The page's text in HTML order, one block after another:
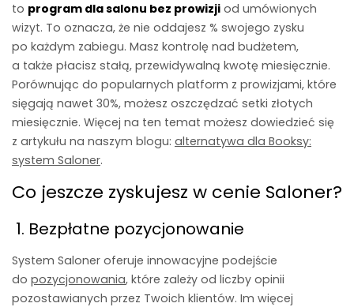
to program dla salonu bez prowizji od umówionych
wizyt. To oznacza, że nie oddajesz % swojego zysku
po każdym zabiegu. Masz kontrolę nad budżetem,
a także płacisz stałą, przewidywalną kwotę miesięcznie.
Porównując do popularnych platform z prowizjami, które
sięgają nawet 30%, możesz oszczędzać setki złotych
miesięcznie. Więcej na ten temat możesz dowiedzieć się
z artykułu na naszym blogu: alternatywa dla Booksy:
system Saloner.
Co jeszcze zyskujesz w cenie Saloner?
1. Bezpłatne pozycjonowanie
System Saloner oferuje innowacyjne podejście
do pozycjonowania, które zależy od liczby opinii
pozostawianych przez Twoich klientów. Im więcej